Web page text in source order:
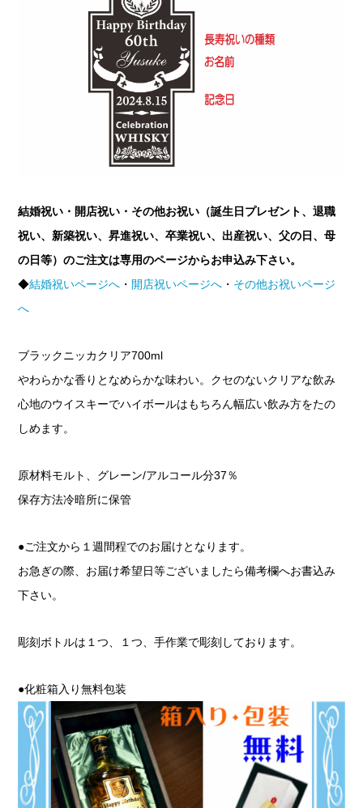
結婚祝い・開店祝い・その他お祝い（誕生日プレゼント、退職
祝い、新築祝い、昇進祝い、卒業祝い、出産祝い、父の日、母
の日等）のご注文は専用のページからお申込み下さい。
◆結婚祝いページへ ・ 開店祝いページへ ・ その他お祝いページ
へ
ブラックニッカクリア700ml
やわらかな香りとなめらかな味わい。クセのないクリアな飲み
心地のウイスキーでハイボールはもちろん幅広い飲み方をたの
しめます。
原材料モルト、グレーン/アルコール分37％
保存方法冷暗所に保管
●ご注文から１週間程でのお届けとなります。
お急ぎの際、お届け希望日等ございましたら備考欄へお書込み
下さい。
彫刻ボトルは１つ、１つ、手作業で彫刻しております。
●化粧箱入り無料包装